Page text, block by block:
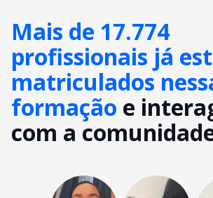
Mais de 17.774
profissionais já
matriculados
formação e
com a